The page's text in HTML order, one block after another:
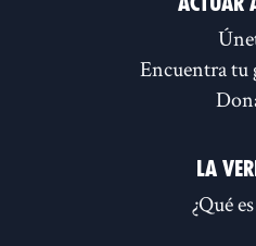
Encuentra tu
La
¿Qué